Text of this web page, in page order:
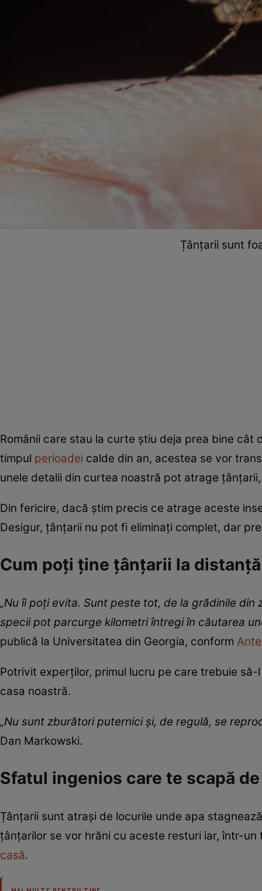
Țânțarii sunt
Românii care stau la curte știu deja prea bine
timpul perioadei calde din an, acestea se vor
unele detalii din curtea noastră pot atrage
Din fericire, dacă știm precis ce atrage aceste
Desigur, țânțarii nu pot fi eliminați complet, dar
Cum poți ține țânțarii la
„Nu îi poți evita. Sunt peste tot, de la grădinile
specii pot parcurge kilometri întregi în căutarea
publică la Universitatea din Georgia, conform
Potrivit experților, primul lucru pe care trebuie
casa noastră.
„Nu sunt zburători puternici și, de regulă, se
Dan Markowski.
Sfatul ingenios care te scapă
Țânțarii sunt atrași de locurile unde apa
țânțarilor se vor hrăni cu aceste resturi iar, într-
casă.